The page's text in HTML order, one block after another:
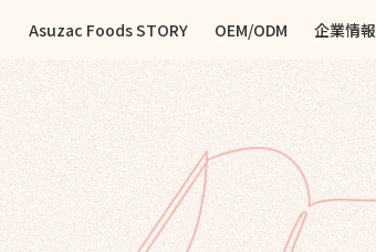
Asuzac Foods STORY OEM/ODM 企業情報